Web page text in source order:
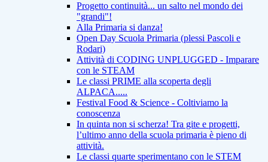
Progetto continuità... un salto nel mondo dei
"grandi"!
Alla Primaria si danza!
Open Day Scuola Primaria (plessi Pascoli e
Rodari)
Attività di CODING UNPLUGGED - Imparare
con le STEAM
Le classi PRIME alla scoperta degli
ALPACA.....
Festival Food & Science - Coltiviamo la
conoscenza
In quinta non si scherza! Tra gite e progetti,
l’ultimo anno della scuola primaria è pieno di
attività.
Le classi quarte sperimentano con le STEM